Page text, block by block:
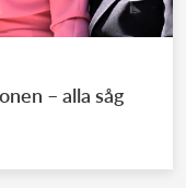
– alla såg